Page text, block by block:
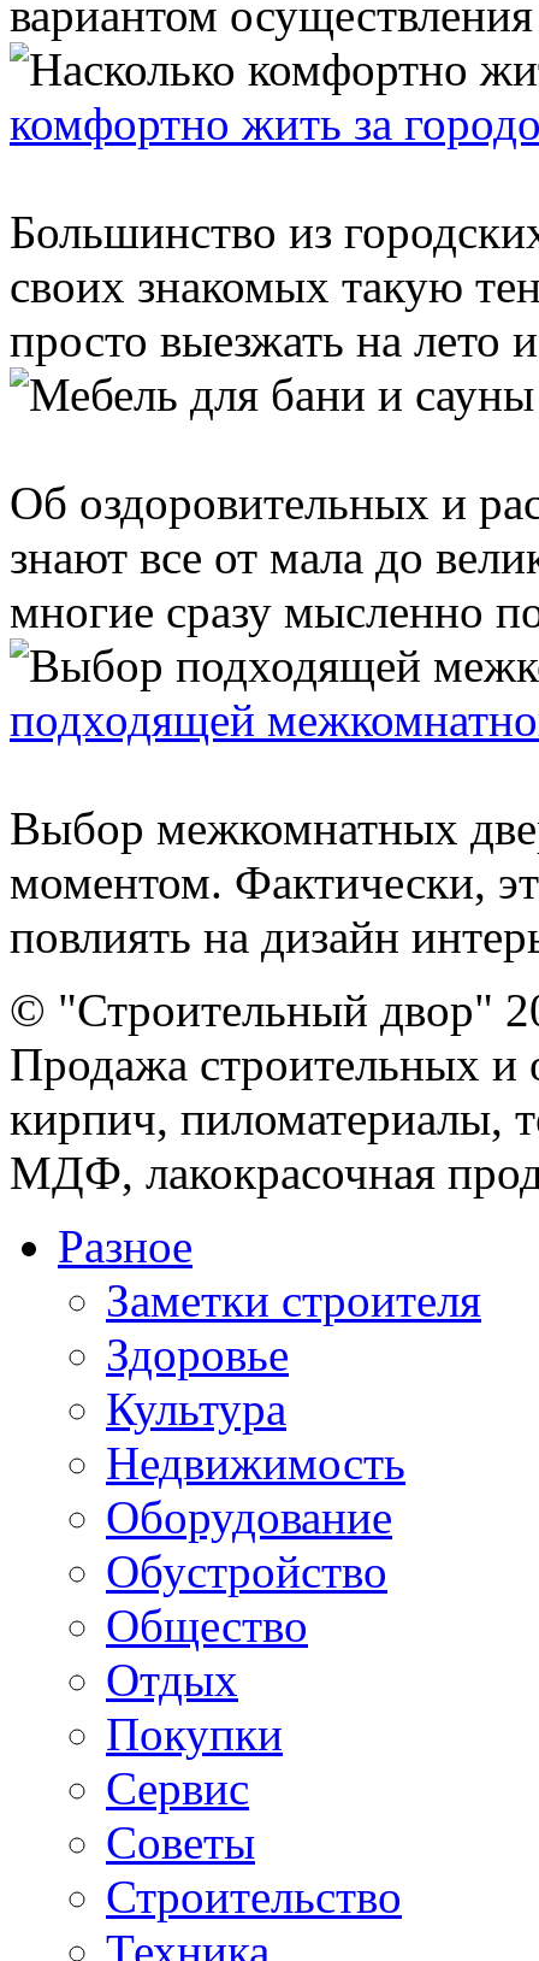
вариантом
комфортно жить за
Большинство из
своих знакомых такую
просто выезжать на лето
Об оздоровительных и
знают все от мала до
многие сразу мысленно
подходящей
Выбор межкомнатных
моментом. Фактически,
повлиять на дизайн
© "Строительный двор"
Продажа строительных и
кирпич, пиломатериалы,
МДФ, лакокрасочная
Разное
Заметки строителя
Здоровье
Культура
Недвижимость
Оборудование
Обустройство
Общество
Отдых
Покупки
Сервис
Советы
Строительство
Техника